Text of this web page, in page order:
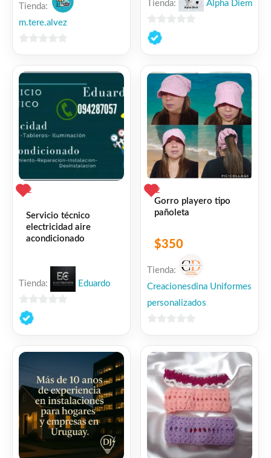
Tienda:
m.tere.alvez
5
Tienda: Alpha Diem
0
de
2
Servicio técnico
electricidad aire
acondicionado
Tienda: Eduardo
0
de
2
Gorro playero tipo
pañoleta
$350
Tienda:
Creacionesdina Uniformes
personalizados
5